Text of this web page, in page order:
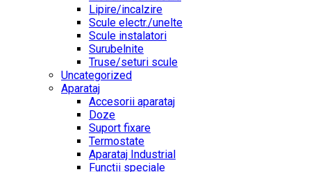
Lipire/incalzire
Scule electr./unelte
Scule instalatori
Surubelnite
Truse/seturi scule
Uncategorized
Aparataj
Accesorii aparataj
Doze
Suport fixare
Termostate
Aparataj Industrial
Functii speciale